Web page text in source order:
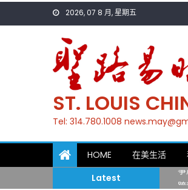
2026, 07 8 月, 星期五
ST. LOUIS
Tel: 314.780.1008
HOME 在美生活
Latest